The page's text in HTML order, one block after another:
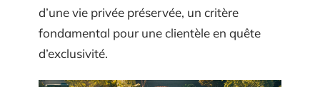
d’une vie privée préservée, un critère
fondamental pour une clientèle en quête
d’exclusivité.